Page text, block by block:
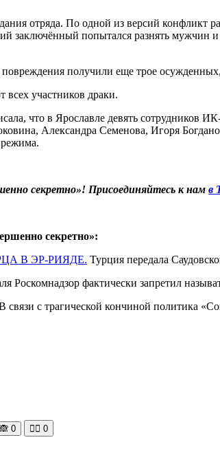
отряда. По одной из версий конфликт
заключённый попытался разнять
повреждения получили еще трое
всех участников драки.
что в Ярославле девять сотрудников
Александра Семенова, Игоря
секретно»! Присоединяйтесь к нам в
секретно»:
В ЭР-РИЯДЕ. Турция передала
Роскомнадзор фактически запретил
связи с трагической кончиной политика
🙈 0 🧘‍♀️ 0